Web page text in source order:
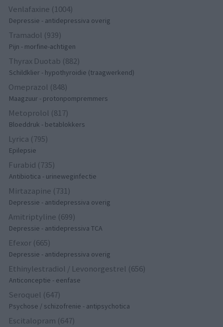
Venlafaxine (1004)
Depressie - antidepressiva overig
Tramadol (939)
Pijn - morfine-achtigen
Thyrax Duotab (882)
Schildklier - hypothyroidie (traagwerkend)
Omeprazol (848)
Maagzuur - protonpompremmers
Metoprolol (817)
Bloeddruk - betablokkers
Lyrica (795)
Epilepsie
Furabid (735)
Antibiotica - urineweginfectie
Mirtazapine (731)
Depressie - antidepressiva overig
Amitriptyline (699)
Depressie - antidepressiva TCA
Efexor (665)
Depressie - antidepressiva overig
Ethinylestradiol / Levonorgestrel (656)
Anticonceptie - eenfase
Seroquel (647)
Psychose / schizofrenie - antipsychotica
Escitalopram (647)